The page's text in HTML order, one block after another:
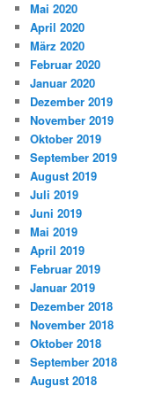
Mai 2020
April 2020
März 2020
Februar 2020
Januar 2020
Dezember 2019
November 2019
Oktober 2019
September 2019
August 2019
Juli 2019
Juni 2019
Mai 2019
April 2019
Februar 2019
Januar 2019
Dezember 2018
November 2018
Oktober 2018
September 2018
August 2018